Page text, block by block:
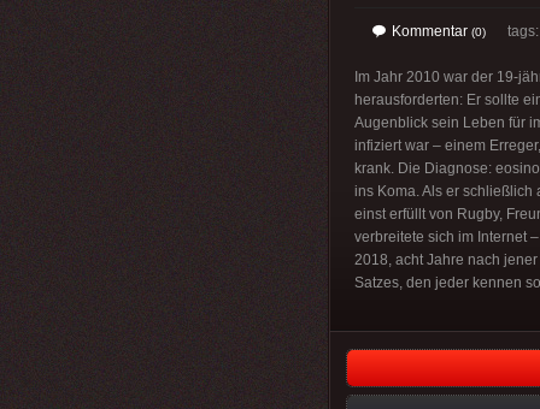
Kommentar (0)
Im Jahr 2010 war der 19-
herausforderten: Er sollte
Augenblick sein Leben für
infiziert war – einem
krank. Die Diagnose:
ins Koma. Als er
einst erfüllt von Rugby,
verbreitete sich im Internet
2018, acht Jahre nach
Satzes, den jeder kennen